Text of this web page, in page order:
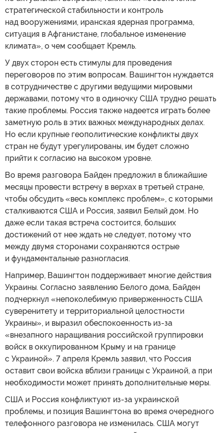
стратегической стабильности и контроль
над вооружениями, иранская ядерная программа,
ситуация в Афганистане, глобальное изменение
климата», о чем сообщает Кремль.
У двух сторон есть стимулы для проведения
переговоров по этим вопросам. Вашингтон нуждается
в сотрудничестве с другими ведущими мировыми
державами, потому что в одиночку США трудно решать
такие проблемы. Россия также надеется играть более
заметную роль в этих важных международных делах.
Но если крупные геополитические конфликты двух
стран не будут урегулированы, им будет сложно
прийти к согласию на высоком уровне.
Во время разговора Байден предложил в ближайшие
месяцы провести встречу в верхах в третьей стране,
чтобы обсудить «весь комплекс проблем», с которыми
сталкиваются США и Россия, заявил Белый дом. Но
даже если такая встреча состоится, больших
достижений от нее ждать не следует, потому что
между двумя сторонами сохраняются острые
и фундаментальные разногласия.
Например, Вашингтон поддерживает многие действия
Украины. Согласно заявлению Белого дома, Байден
подчеркнул «непоколебимую приверженность США
суверенитету и территориальной целостности
Украины», и выразил обеспокоенность из-за
«внезапного наращивания российской группировки
войск в оккупированном Крыму и на границе
с Украиной». 7 апреля Кремль заявил, что Россия
оставит свои войска вблизи границы с Украиной, а при
необходимости может принять дополнительные меры.
США и Россия конфликтуют из-за украинской
проблемы, и позиция Вашингтона во время очередного
телефонного разговора не изменилась. США могут